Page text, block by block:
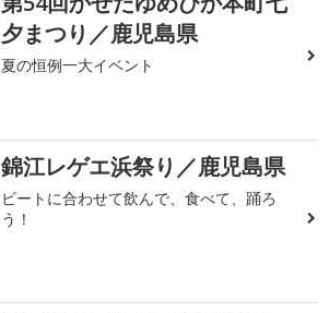
夕まつり／鹿児島県
夏の恒例一大イベント
錦江レゲエ浜祭り／鹿児島県
ビートに合わせて飲んで、食べて、踊ろ
う！